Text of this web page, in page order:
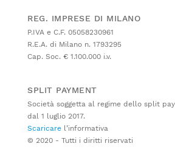
REG. IMPRESE DI MILANO
P.IVA e C.F. 05058230961
R.E.A. di Milano n. 1793295
Cap. Soc. € 1.100.000 i.v.
SPLIT PAYMENT
Società soggetta al regime dello split
dal 1 luglio 2017.
Scaricare l’informativa
© 2020 - Tutti i diritti riservati